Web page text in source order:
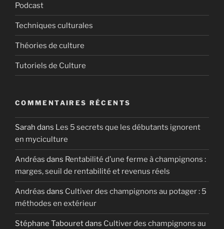
Podcast
Techniques culturales
Théories de culture
Tutoriels de Culture
COMMENTAIRES RÉCENTS
Sarah dans Les 5 secrets que les débutants ignorent
en myciculture
Andréas dans Rentabilité d’une ferme à champignons :
marges, seuil de rentabilité et revenus réels
Andréas dans Cultiver des champignons au potager : 5
méthodes en extérieur
Stéphane Tabouretdans Cultiver des champignons au